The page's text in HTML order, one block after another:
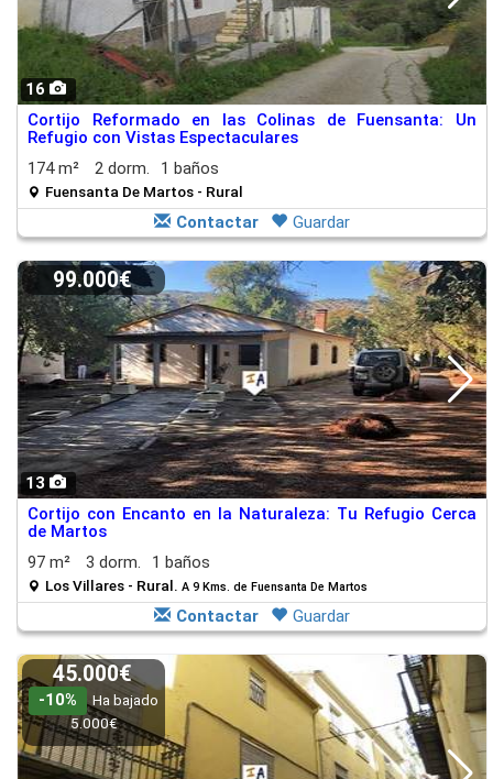
16
Cortijo Reformado en las Colinas de Fuensanta: Un
Refugio con Vistas Espectaculares
174 m²
2 dorm. 1 baños
Fuensanta De Martos - Rural
Contactar Guardar
13
99.000€
Cortijo con Encanto en la Naturaleza: Tu Refugio Cerca
de Martos
97 m²
3 dorm. 1 baños
Los Villares - Rural. A 9 Kms. de Fuensanta De Martos
Contactar Guardar
45.000€
-10%
Ha bajado
5.000€